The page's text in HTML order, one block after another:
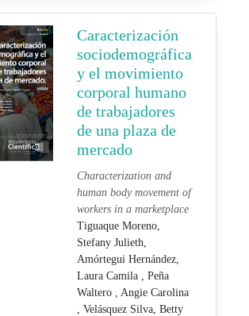
Caracterización
sociodemográfica
y el movimiento
corporal humano
de trabajadores
de una plaza de
mercado
Characterization and
human body movement of
workers in a marketplace
Tiguaque Moreno,
Stefany Julieth,
Amórtegui Hernández,
Laura Camila , Peña
Waltero , Angie Carolina
Velásquez Silva, Betty